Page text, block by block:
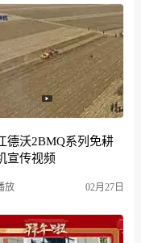
德沃2BMQ系列免耕
宣传视频
放 02月27日